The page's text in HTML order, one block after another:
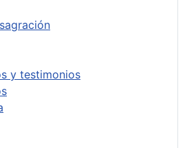
y testimonios